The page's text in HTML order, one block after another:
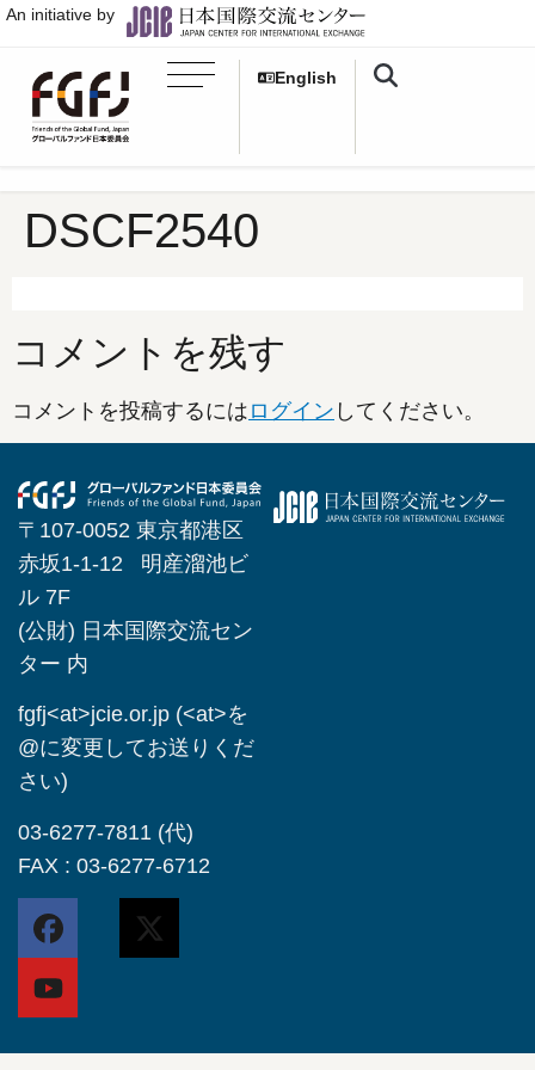
An initiative by
English
DSCF2540
コメントを残す
コメントを投稿するには ログイン してください。
〒107-0052 東京都港区
赤坂1-1-12 明産溜池ビ
ル 7F
(公財) 日本国際交流セン
ター 内
fgfj<at>jcie.or.jp (<at>を
@に変更してお送りくだ
さい)
03-6277-7811 (代)
FAX : 03-6277-6712